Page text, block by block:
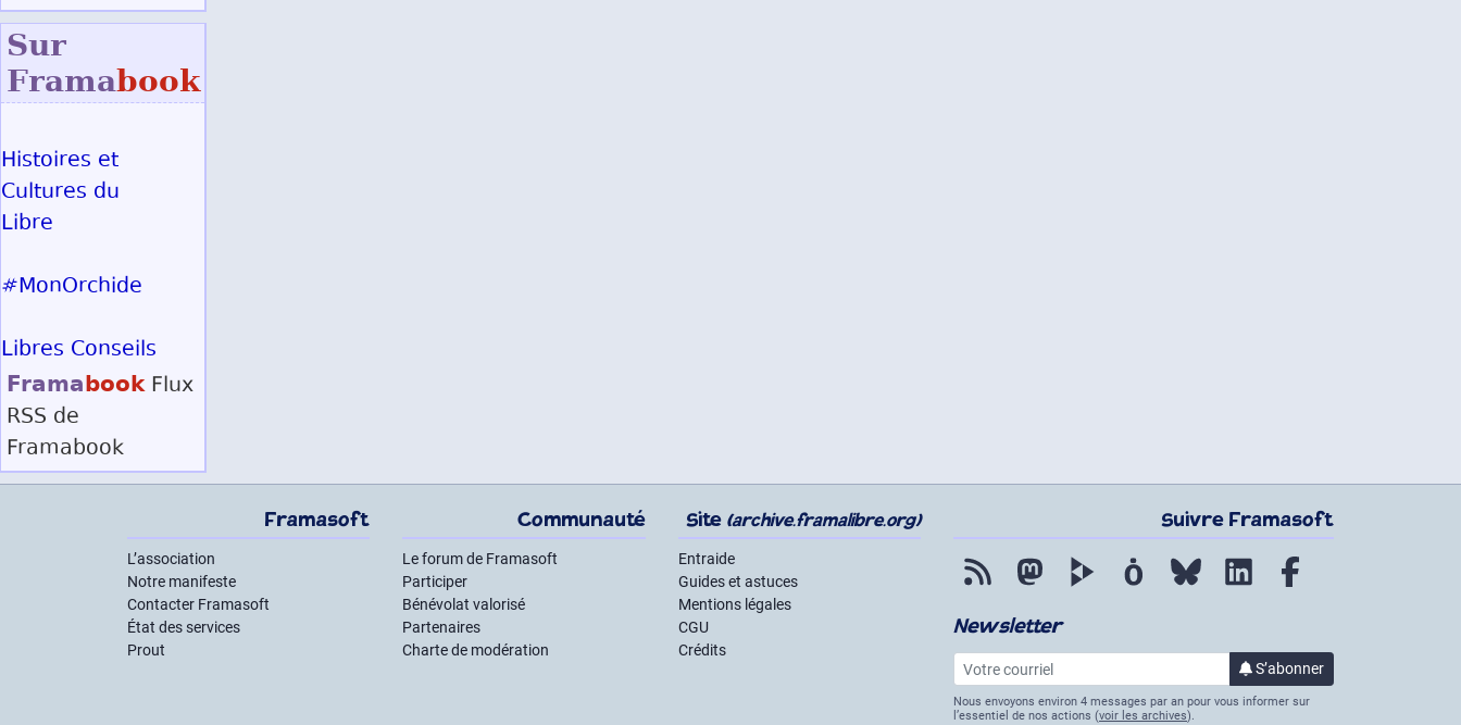
Sur
Framabook
Histoires et
Cultures du
Libre
#MonOrchide
Libres Conseils
Framabook Flux
RSS de
Framabook
Framasoft
L’association
Notre manifeste
Contacter Framasoft
État des services
Prout
Communauté
Le forum de Framasoft
Participer
Bénévolat valorisé
Partenaires
Charte de modération
Site (archive.framalibre.org)
Entraide
Guides et astuces
Mentions légales
CGU
Crédits
Suivre Framasoft
Flux RSS MastodonPeerTube Mobilizon Bluesky LinkedIn
Newsletter
Votre courriel
S’abonner
à la lettre d’informations
Nous envoyons environ 4 messages par an pour vous informer sur
l’essentiel de nos actions (voir les archives).